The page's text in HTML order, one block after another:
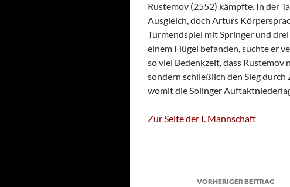
Rustemov (2552) kämpfte. In der
Ausgleich, doch Arturs
Turmendspiel mit Springer und
einem Flügel befanden, suchte er
so viel Bedenkzeit, dass Rustemov
sondern schließlich den Sieg
womit die Solinger
Zur Seite der I. Mannschaft
VORHERIGER BEITRAG